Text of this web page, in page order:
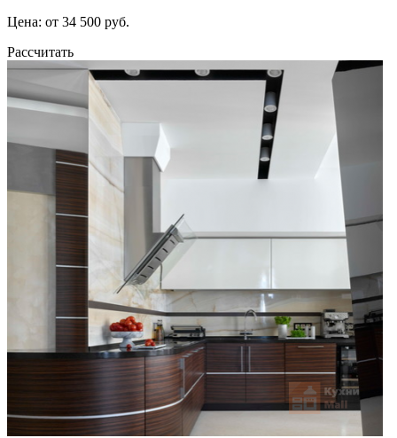
Цена: от 34 500 руб.
Рассчитать